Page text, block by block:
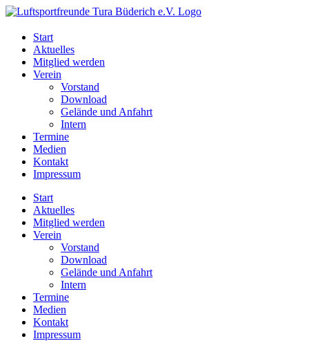
Start
Aktuelles
Mitglied werden
Verein
Vorstand
Download
Gelände und Anfahrt
Intern
Termine
Medien
Kontakt
Impressum
Start
Aktuelles
Mitglied werden
Verein
Vorstand
Download
Gelände und Anfahrt
Intern
Termine
Medien
Kontakt
Impressum